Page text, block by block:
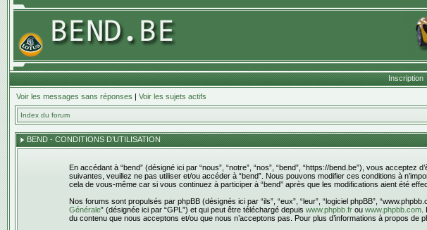
Inscription
Voir les messages sans réponses | Voir les sujets actifs
Index du forum
BEND - CONDITIONS D’UTILISATION
En accédant à “bend” (désigné ici par “nous”, “notre”, “nos”, “bend”, “https://bend.be”), vous
suivantes, veuillez ne pas utiliser et/ou accéder à “bend”. Nous pouvons modifier ces conditions à
cela de vous-même car si vous continuez à participer à “bend” après que les modifications aient été
Nos forums sont propulsés par phpBB (désignés ici par “ils”, “eux”, “leur”, “logiciel phpBB”,
Générale” (désignée ici par “GPL”) et qui peut être téléchargé depuis www.phpbb.frou www.phpbb.com.
du contenu que nous acceptons et/ou que nous n’acceptons pas. Pour plus d’informations à propos de